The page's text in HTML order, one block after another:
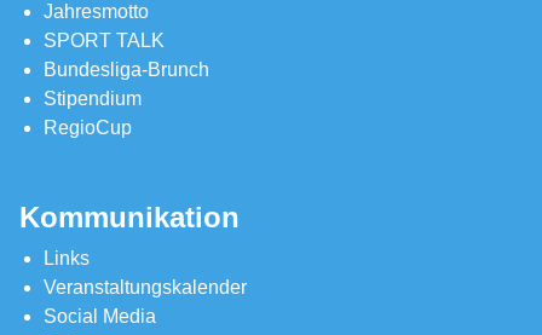
Jahresmotto
SPORT TALK
Bundesliga-Brunch
Stipendium
RegioCup
Kommunikation
Links
Veranstaltungskalender
Social Media